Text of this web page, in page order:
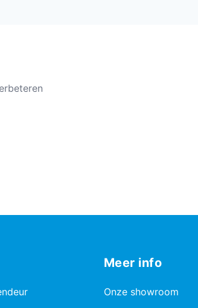
Meer info
Onze showroom